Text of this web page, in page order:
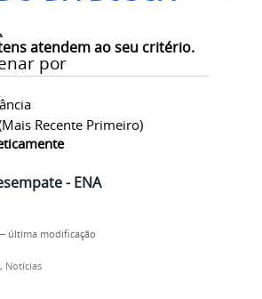
atendem ao seu critério.
por
Recente Primeiro)
última modificação
em Matemática
- ENA
última modificação
, Notícias